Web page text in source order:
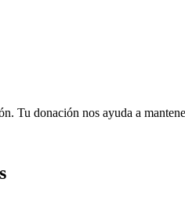
Tu donación nos ayuda a